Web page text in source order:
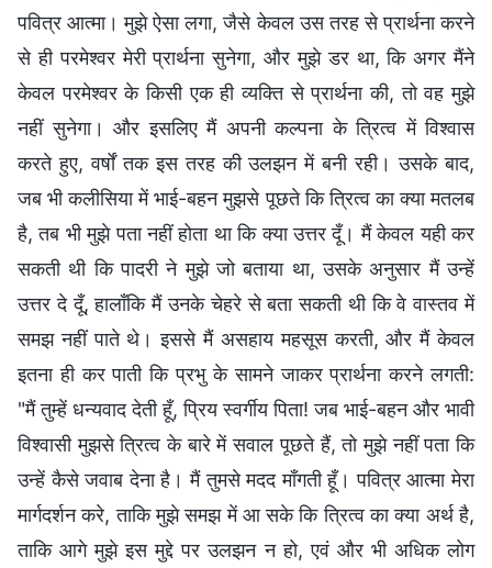
पवित्र आत्मा। मुझे ऐसा लगा, जैसे केवल उस तरह से प्रार्थना करने
से ही परमेश्वर मेरी प्रार्थना सुनेगा, और मुझे डर था, कि अगर मैंने
केवल परमेश्वर के किसी एक ही व्यक्ति से प्रार्थना की, तो वह मुझे
नहीं सुनेगा। और इसलिए मैं अपनी कल्पना के त्रित्व में विश्वास
करते हुए, वर्षों तक इस तरह की उलझन में बनी रही। उसके बाद,
जब भी कलीसिया में भाई-बहन मुझसे पूछते कि त्रित्व का क्या मतलब
है, तब भी मुझे पता नहीं होता था कि क्या उत्तर दूँ। मैं केवल यही कर
सकती थी कि पादरी ने मुझे जो बताया था, उसके अनुसार मैं उन्हें
उत्तर दे दूँ, हालाँकि मैं उनके चेहरे से बता सकती थी कि वे वास्तव में
समझ नहीं पाते थे। इससे मैं असहाय महसूस करती, और मैं केवल
इतना ही कर पाती कि प्रभु के सामने जाकर प्रार्थना करने लगती:
"मैं तुम्हें धन्यवाद देती हूँ, प्रिय स्वर्गीय पिता! जब भाई-बहन और भावी
विश्वासी मुझसे त्रित्व के बारे में सवाल पूछते हैं, तो मुझे नहीं पता कि
उन्हें कैसे जवाब देना है। मैं तुमसे मदद माँगती हूँ। पवित्र आत्मा मेरा
मार्गदर्शन करे, ताकि मुझे समझ में आ सके कि त्रित्व का क्या अर्थ है,
ताकि आगे मुझे इस मुद्दे पर उलझन न हो, एवं और भी अधिक लोग